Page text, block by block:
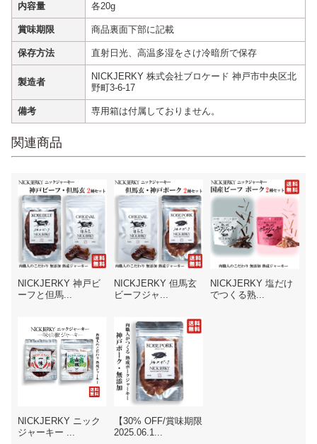
内容量 各20g
賞味期限 商品裏面下部に記載
保存方法 直射日光、高温多湿をさけ冷暗所で保存
製造者
NICKJERKY 株式会社ブロケード 神戸市中央区北
野町3-6-17
備考 専用箱は付属しておりません。
関連商品
NICKJERKY 神戸ビ
ーフと但馬...
NICKJERKY 但馬玄
ビーフジャ...
NICKJERKY 塩だけ
でつくる熟...
NICKJERKY ニック
ジャーキー ...
【30% OFF/賞味期限
2025.06.1...